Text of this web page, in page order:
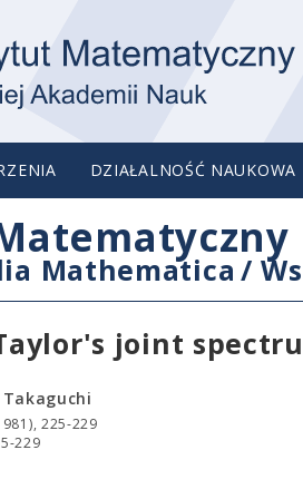
DZIAŁALNOŚĆ NAUKOWA
Mathematica /
joint
225-229
229